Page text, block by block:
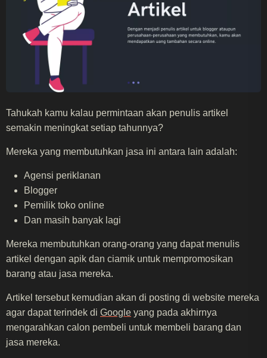
Tahukah kamu kalau permintaan akan penulis artikel
semakin meningkat setiap tahunnya?
Mereka yang membutuhkan jasa ini antara lain adalah:
Agensi periklanan
Blogger
Pemilik toko online
Dan masih banyak lagi
Mereka membutuhkan orang-orang yang dapat menulis
artikel dengan apik dan ciamik untuk mempromosikan
barang atau jasa mereka.
Artikel tersebut kemudian akan di posting di website mereka
agar dapat terindek di Google yang pada akhirnya
mengarahkan calon pembeli untuk membeli barang dan
jasa mereka.